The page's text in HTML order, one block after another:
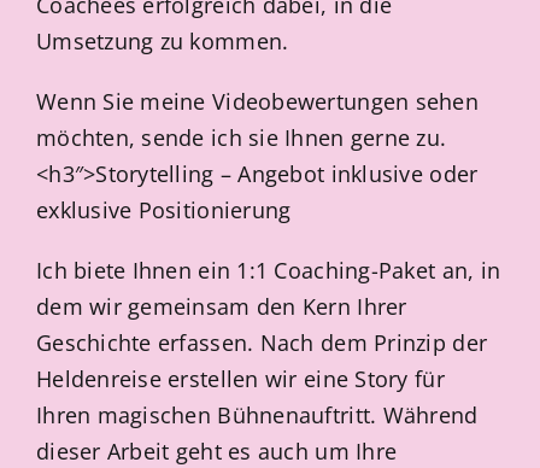
Umsetzung zu kommen.
Wenn Sie meine Videobewertungen sehen
möchten, sende ich sie Ihnen gerne zu.
<h3″>Storytelling – Angebot inklusive oder
exklusive Positionierung
Ich biete Ihnen ein 1:1 Coaching-Paket an, in
dem wir gemeinsam den Kern Ihrer
Geschichte erfassen. Nach dem Prinzip der
Heldenreise erstellen wir eine Story für
Ihren magischen Bühnenauftritt. Während
dieser Arbeit geht es auch um Ihre